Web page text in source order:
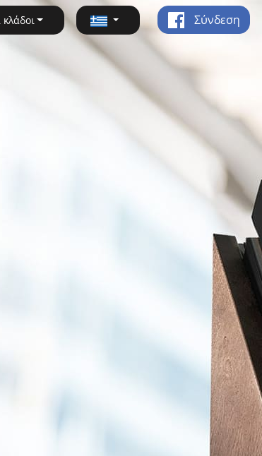
κλάδοι Σύνδεση